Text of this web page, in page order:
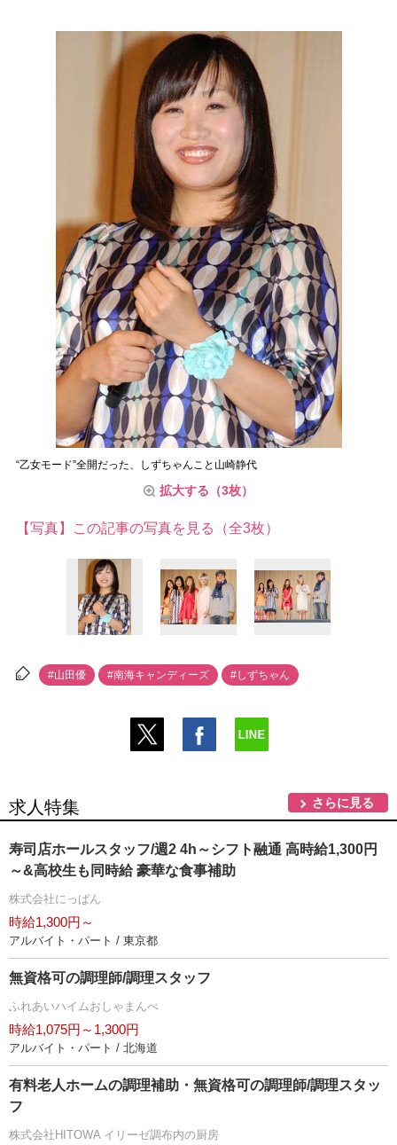
“乙女モード”全開だった、しずちゃんこと山崎静代
拡大する（3枚）
【写真】この記事の写真を見る（全3枚）
#山田優 #南海キャンディーズ #しずちゃん
求人特集 さらに見る
寿司店ホールスタッフ/週2 4h～シフト融通 高時給1,300円
～&高校生も同時給 豪華な食事補助
株式会社にっぱん
時給1,300円～
アルバイト・パート / 東京都
無資格可の調理師/調理スタッフ
ふれあいハイムおしゃまんべ
時給1,075円～1,300円
アルバイト・パート / 北海道
有料老人ホームの調理補助・無資格可の調理師/調理スタッ
フ
株式会社HITOWA イリーゼ調布内の厨房